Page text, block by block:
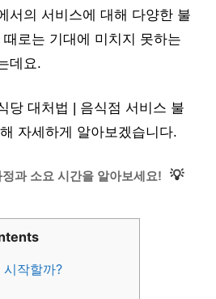
서의 서비스에 대해 다양한 불
로는 기대에 미치지 못하는
데요.
당 대처법 | 음식점 서비스 불
자세하게 알아보겠습니다.
과 소요 시간을 알아보세요! 💡
작할까?